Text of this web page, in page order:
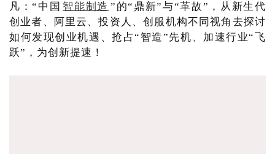
凡：“中国 智能制造 ”的“鼎新”与“革故”，从新生代
创业者、阿里云、投资人、创服机构不同视角去探讨
如何发现创业机遇、抢占“智造”先机、加速行业“飞
跃”，为创新提速！